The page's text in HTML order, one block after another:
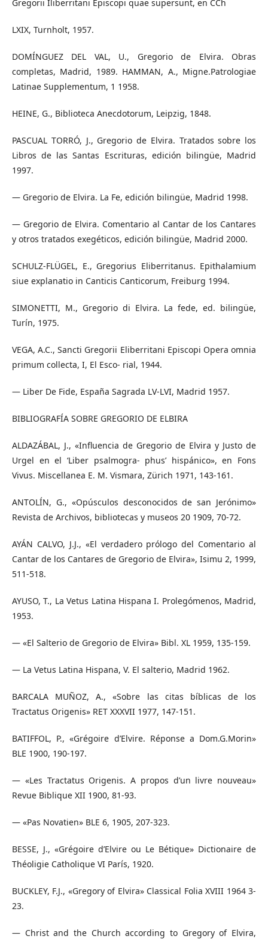
Gregorii Iliberritani Episcopi quae supersunt, en CCh
LXIX, Turnholt, 1957.
DOMÍNGUEZ DEL VAL, U., Gregorio de Elvira. Obras
completas, Madrid, 1989. HAMMAN, A., Migne.Patrologiae
Latinae Supplementum, 1 1958.
HEINE, G., Biblioteca Anecdotorum, Leipzig, 1848.
PASCUAL TORRÓ, J., Gregorio de Elvira. Tratados sobre los
Libros de las Santas Escrituras, edición bilingüe, Madrid
1997.
— Gregorio de Elvira. La Fe, edición bilingüe, Madrid 1998.
— Gregorio de Elvira. Comentario al Cantar de los Cantares
y otros tratados exegéticos, edición bilingüe, Madrid 2000.
SCHULZ-FLÜGEL, E., Gregorius Eliberritanus. Epithalamium
siue explanatio in Canticis Canticorum, Freiburg 1994.
SIMONETTI, M., Gregorio di Elvira. La fede, ed. bilingüe,
Turín, 1975.
VEGA, A.C., Sancti Gregorii Eliberritani Episcopi Opera omnia
primum collecta, I, El Esco- rial, 1944.
— Liber De Fide, España Sagrada LV-LVI, Madrid 1957.
BIBLIOGRAFÍA SOBRE GREGORIO DE ELBIRA
ALDAZÁBAL, J., «Influencia de Gregorio de Elvira y Justo de
Urgel en el ‘Liber psalmogra- phus’ hispánico», en Fons
Vivus. Miscellanea E. M. Vismara, Zürich 1971, 143-161.
ANTOLÍN, G., «Opúsculos desconocidos de san Jerónimo»
Revista de Archivos, bibliotecas y museos 20 1909, 70-72.
AYÁN CALVO, J.J., «El verdadero prólogo del Comentario al
Cantar de los Cantares de Gregorio de Elvira», Isimu 2, 1999,
511-518.
AYUSO, T., La Vetus Latina Hispana I. Prolegómenos, Madrid,
1953.
— «El Salterio de Gregorio de Elvira» Bibl. XL 1959, 135-159.
— La Vetus Latina Hispana, V. El salterio, Madrid 1962.
BARCALA MUÑOZ, A., «Sobre las citas bíblicas de los
Tractatus Origenis» RET XXXVII 1977, 147-151.
BATIFFOL, P., «Grégoire d’Elvire. Réponse a Dom.G.Morin»
BLE 1900, 190-197.
— «Les Tractatus Origenis. A propos d’un livre nouveau»
Revue Biblique XII 1900, 81-93.
— «Pas Novatien» BLE 6, 1905, 207-323.
BESSE, J., «Grégoire d’Elvire ou Le Bétique» Dictionaire de
Théoligie Catholique VI París, 1920.
BUCKLEY, F.J., «Gregory of Elvira» Classical Folia XVIII 1964 3-
23.
— Christ and the Church according to Gregory of Elvira,